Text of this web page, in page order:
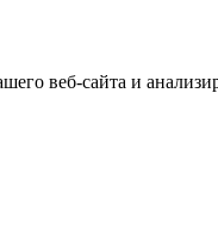
веб-сайта и